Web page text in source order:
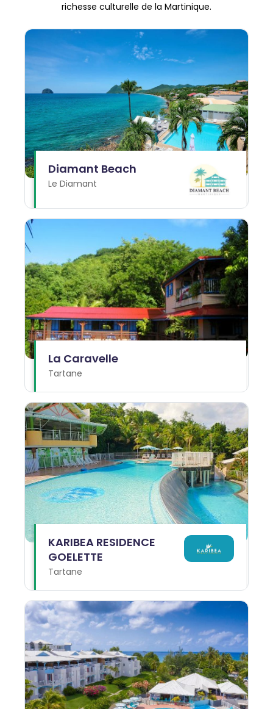
richesse culturelle de la Martinique.
Diamant Beach
Le Diamant
La Caravelle
Tartane
KARIBEA RESIDENCE
GOELETTE
Tartane